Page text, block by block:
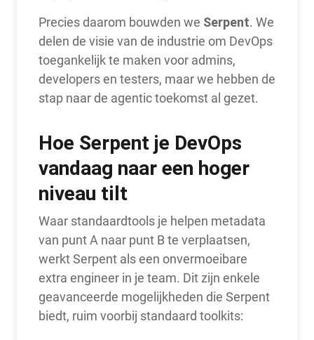
Precies daarom bouwden we Serpent. We
delen de visie van de industrie om DevOps
toegankelijk te maken voor admins,
developers en testers, maar we hebben de
stap naar de agentic toekomst al gezet.
Hoe Serpent je DevOps
vandaag naar een hoger
niveau tilt
Waar standaardtools je helpen metadata
van punt A naar punt B te verplaatsen,
werkt Serpent als een onvermoeibare
extra engineer in je team. Dit zijn enkele
geavanceerde mogelijkheden die Serpent
biedt, ruim voorbij standaard toolkits: